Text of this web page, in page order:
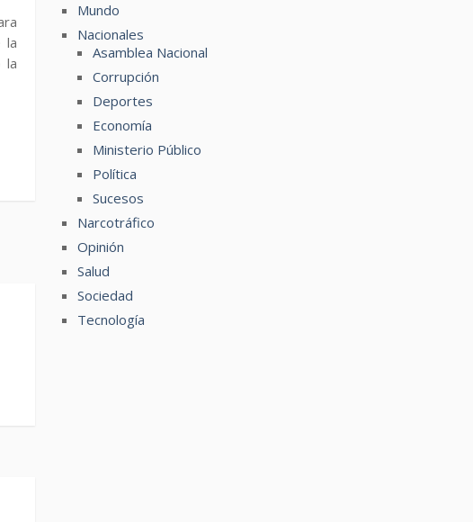
la
la
Mundo
Nacionales
Asamblea Nacional
Corrupción
Deportes
Economía
Ministerio Público
Política
Sucesos
Narcotráfico
Opinión
Salud
Sociedad
Tecnología